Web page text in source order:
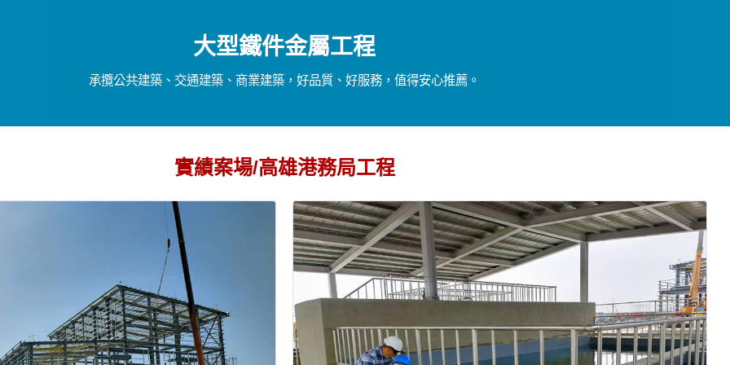
大型鐵件金屬工程
承攬公共建築、交通建築、商業建築，好品質、好服務，值得安心推薦。
實績案場/高雄港務局工程